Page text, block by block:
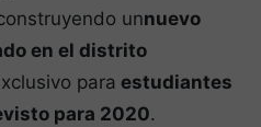
unnuevo
en el distrito
para estudiantes
para 2020.